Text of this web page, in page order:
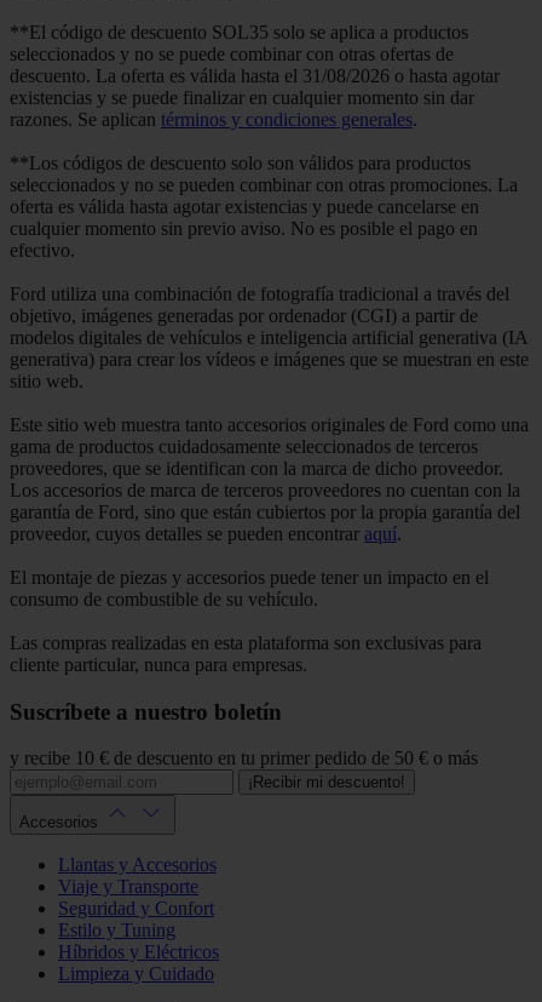
**El código de descuento SOL35 solo se aplica a productos
seleccionados y no se puede combinar con otras ofertas de
descuento. La oferta es válida hasta el 31/08/2026 o hasta agotar
existencias y se puede finalizar en cualquier momento sin dar
razones. Se aplican términos y condiciones generales.
**Los códigos de descuento solo son válidos para productos
seleccionados y no se pueden combinar con otras promociones. La
oferta es válida hasta agotar existencias y puede cancelarse en
cualquier momento sin previo aviso. No es posible el pago en
efectivo.
Ford utiliza una combinación de fotografía tradicional a través del
objetivo, imágenes generadas por ordenador (CGI) a partir de
modelos digitales de vehículos e inteligencia artificial generativa (IA
generativa) para crear los vídeos e imágenes que se muestran en este
sitio web.
Este sitio web muestra tanto accesorios originales de Ford como una
gama de productos cuidadosamente seleccionados de terceros
proveedores, que se identifican con la marca de dicho proveedor.
Los accesorios de marca de terceros proveedores no cuentan con la
garantía de Ford, sino que están cubiertos por la propia garantía del
proveedor, cuyos detalles se pueden encontrar aquí.
El montaje de piezas y accesorios puede tener un impacto en el
consumo de combustible de su vehículo.
Las compras realizadas en esta plataforma son exclusivas para
cliente particular, nunca para empresas.
Suscríbete a nuestro boletín
y recibe 10 € de descuento en tu primer pedido de 50 € o más
¡Recibir mi descuento!
Accesorios
Llantas y Accesorios
Viaje y Transporte
Seguridad y Confort
Estilo y Tuning
Híbridos y Eléctricos
Limpieza y Cuidado